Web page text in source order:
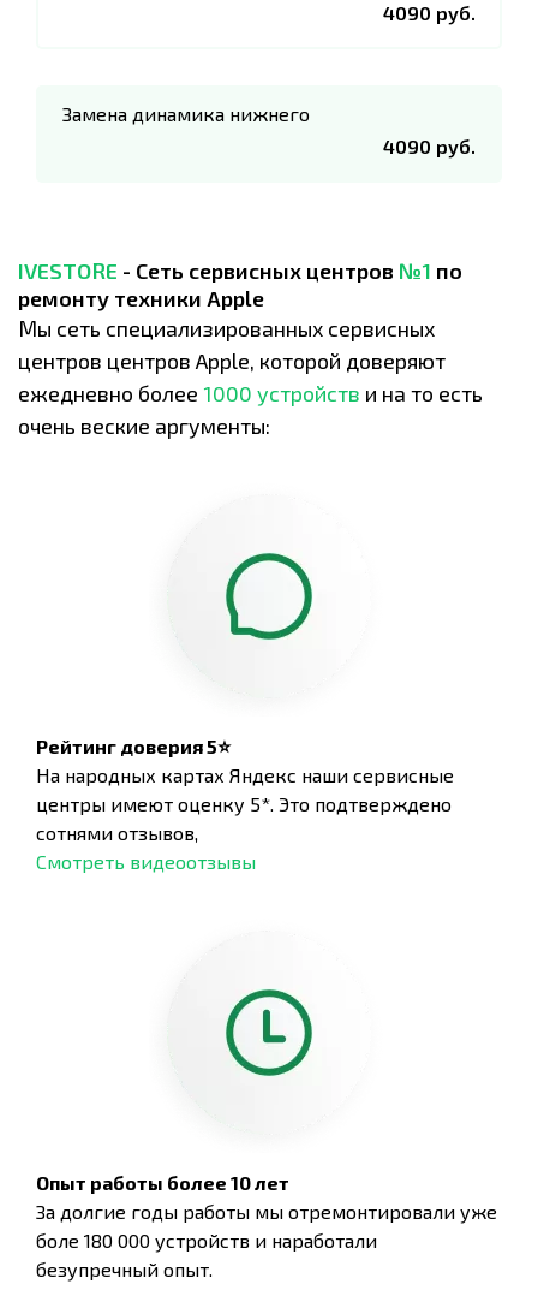
4090 руб.
Замена динамика нижнего
4090 руб.
IVESTORE - Сеть сервисных центров №1 по
ремонту техники Apple
Мы сеть специализированных сервисных
центров центров Apple, которой доверяют
ежедневно более 1000 устройств и на то есть
очень веские аргументы:
Рейтинг доверия 5⭐
На народных картах Яндекс наши сервисные
центры имеют оценку 5*. Это подтверждено
сотнями отзывов,
Смотреть видеоотзывы
Опыт работы более 10 лет
За долгие годы работы мы отремонтировали уже
боле 180 000 устройств и наработали
безупречный опыт.